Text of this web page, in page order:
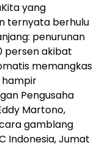
yang
ternyata berhulu
penurunan
persen akibat
memangkas
hampir
Pengusaha
Martono,
gamblang
Indonesia, Jumat